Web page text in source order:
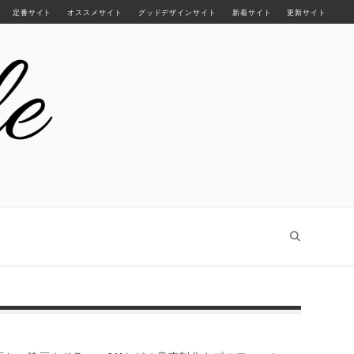
更新サイト
新着サイト
グッドデザインサイト
オススメサイト
定番サイト